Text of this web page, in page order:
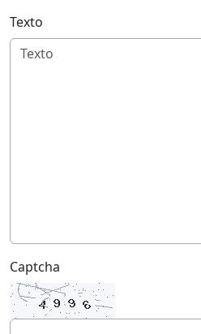
Texto
Captcha